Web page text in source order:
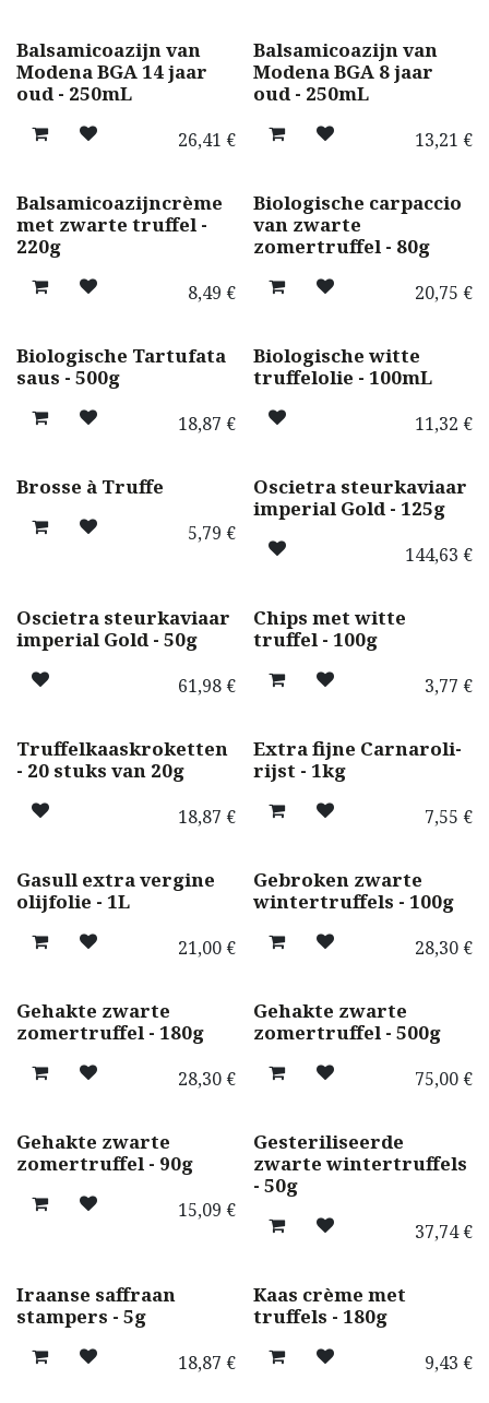
Balsamicoazijn van
Modena BGA 14 jaar
oud - 250mL
26,41 €
Balsamicoazijn van
Modena BGA 8 jaar
oud - 250mL
13,21 €
Balsamicoazijncrème
met zwarte truffel -
220g
8,49 €
Biologische carpaccio
van zwarte
zomertruffel - 80g
20,75 €
Biologische Tartufata
saus - 500g
18,87 €
Biologische witte
truffelolie - 100mL
11,32 €
Brosse à Truffe
5,79 € uniquement en magasin
Oscietra steurkaviaar
imperial Gold - 125g
144,63 €
uniquement en magasin
Oscietra steurkaviaar
imperial Gold - 50g
61,98€
Chips met witte
truffel - 100g
3,77 €
uniquement en magasin
Truffelkaaskroketten
- 20 stuks van 20g
18,87 €
Extra fijne Carnaroli-
rijst - 1kg
7,55 €
Gasull extra vergine
olijfolie - 1L
21,00€
Gebroken zwarte
wintertruffels - 100g
28,30€
Best seller ! 🌟
Gehakte zwarte
zomertruffel - 180g
28,30€
Gehakte zwarte
zomertruffel - 500g
75,00€
Gehakte zwarte
zomertruffel - 90g
15,09 €
Gesteriliseerde
zwarte wintertruffels
- 50g
37,74€
Iraanse saffraan
stampers - 5g
18,87 €
Kaas crème met
truffels - 180g
9,43 €